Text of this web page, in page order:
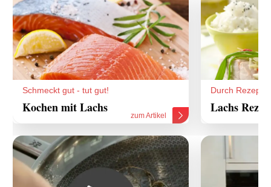
Schmeckt gut - tut gut!
Kochen mit Lachs
zum Artikel
Durch Rezepte
Lachs